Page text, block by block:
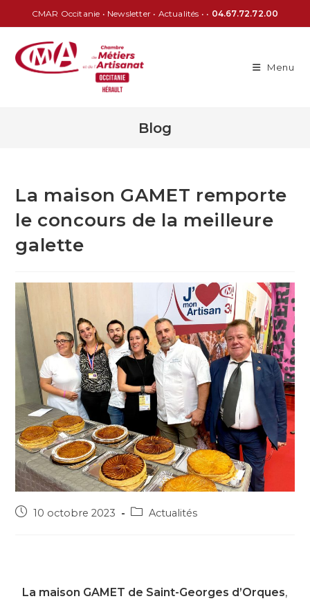
CMAR Occitanie • Newsletter • Actualités • • 04.67.72.72.00
Menu
Blog
La maison GAMET remporte
le concours de la meilleure
galette
10 octobre 2023 Actualités
La maison GAMET de Saint-Georges d’Orques,